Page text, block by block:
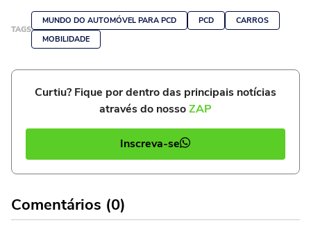
TAGS
MUNDO DO AUTOMÓVEL PARA PCD PCD
CARROS
MOBILIDADE
Curtiu? Fique por dentro das principais notícias
através do nossoZAP
Inscreva-se
Comentários (0)